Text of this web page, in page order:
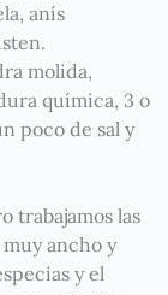
anís
molida,
química, 3 o
poco de sal y
trabajamos las
ancho y
y el